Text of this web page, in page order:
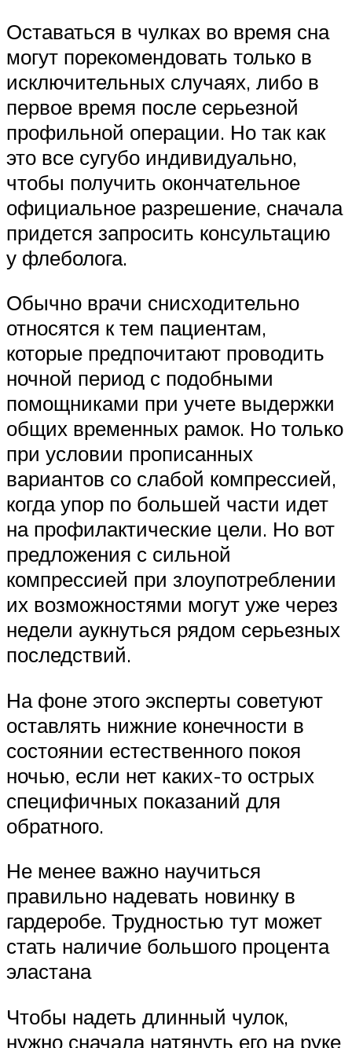
Оставаться в чулках во время сна
могут порекомендовать только в
исключительных случаях, либо в
первое время после серьезной
профильной операции. Но так как
это все сугубо индивидуально,
чтобы получить окончательное
официальное разрешение, сначала
придется запросить консультацию
у флеболога.
Обычно врачи снисходительно
относятся к тем пациентам,
которые предпочитают проводить
ночной период с подобными
помощниками при учете выдержки
общих временных рамок. Но только
при условии прописанных
вариантов со слабой компрессией,
когда упор по большей части идет
на профилактические цели. Но вот
предложения с сильной
компрессией при злоупотреблении
их возможностями могут уже через
недели аукнуться рядом серьезных
последствий.
На фоне этого эксперты советуют
оставлять нижние конечности в
состоянии естественного покоя
ночью, если нет каких-то острых
специфичных показаний для
обратного.
Не менее важно научиться
правильно надевать новинку в
гардеробе. Трудностью тут может
стать наличие большого процента
эластана
Чтобы надеть длинный чулок,
нужно сначала натянуть его на руке